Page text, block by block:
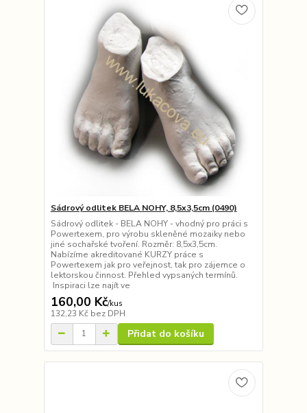
Sádrový odlitek BELA NOHY, 8,5x3,5cm (0490)
Sádrový odlitek - BELA NOHY - vhodný pro práci s
Powertexem, pro výrobu skleněné mozaiky nebo
jiné sochařské tvoření. Rozměr: 8,5x3,5cm.
Nabízíme akreditované KURZY práce s
Powertexem jak pro veřejnost, tak pro zájemce o
lektorskou činnost. Přehled vypsaných termínů.
Inspiraci lze najít ve
160,00 Kč/kus
132,23 Kč bez DPH
Přidat do košíku